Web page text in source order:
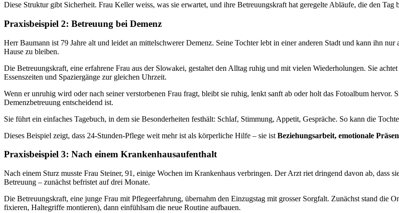
Diese Struktur gibt Sicherheit. Frau Keller weiss, was sie erwartet, und ihre Betreuungskraft hat geregelte Abläufe, die den Tag
Praxisbeispiel 2: Betreuung bei Demenz
Herr Baumann ist 79 Jahre alt und leidet an mittelschwerer Demenz. Seine Tochter lebt in einer anderen Stadt und kann ihn
Hause zu bleiben.
Die Betreuungskraft, eine erfahrene Frau aus der Slowakei, gestaltet den Alltag ruhig und mit vielen Wiederholungen. Sie
Essenszeiten und Spaziergänge zur gleichen Uhrzeit.
Wenn er unruhig wird oder nach seiner verstorbenen Frau fragt, bleibt sie ruhig, lenkt sanft ab oder holt das Fotoalbum
Demenzbetreuung entscheidend ist.
Sie führt ein einfaches Tagebuch, in dem sie Besonderheiten festhält: Schlaf, Stimmung, Appetit, Gespräche. So kann die
Dieses Beispiel zeigt, dass 24-Stunden-Pflege weit mehr ist als körperliche Hilfe – sie ist Beziehungsarbeit, emotionale
Praxisbeispiel 3: Nach einem Krankenhausaufenthalt
Nach einem Sturz musste Frau Steiner, 91, einige Wochen im Krankenhaus verbringen. Der Arzt riet dringend davon ab, dass
Betreuung – zunächst befristet auf drei Monate.
Die Betreuungskraft, eine junge Frau mit Pflegeerfahrung, übernahm den Einzugstag mit grosser Sorgfalt. Zunächst stand die
fixieren, Haltegriffe montieren), dann einfühlsam die neue Routine aufbauen.